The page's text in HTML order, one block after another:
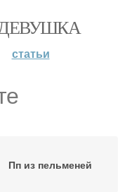
статьи
Пп из пельменей